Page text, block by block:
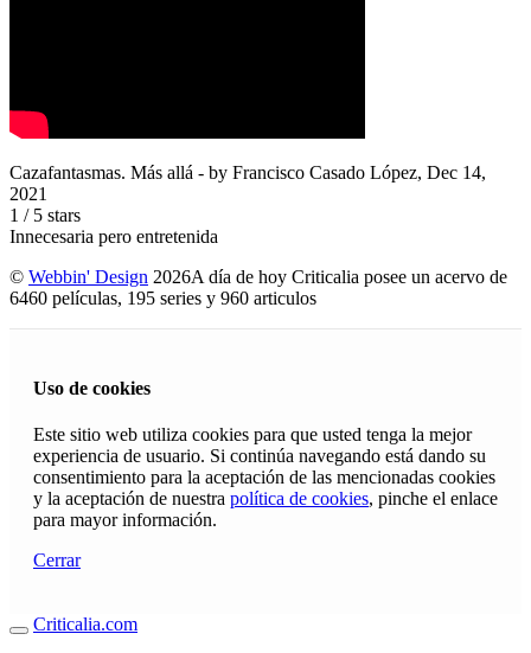
Cazafantasmas. Más allá - by Francisco Casado López, Dec 14,
2021
1 / 5 stars
Innecesaria pero entretenida
© Webbin' Design 2026A día de hoy Criticalia posee un acervo de
6460 películas, 195 series y 960 articulos
Uso de cookies
Este sitio web utiliza cookies para que usted tenga la mejor
experiencia de usuario. Si continúa navegando está dando su
consentimiento para la aceptación de las mencionadas cookies
y la aceptación de nuestra política de cookies, pinche el enlace
para mayor información.
Cerrar
Criticalia.com